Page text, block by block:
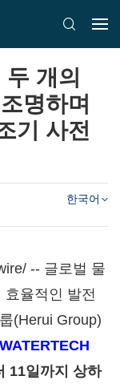
개의
명하며
기 사전
한국어
-- 글로벌 물
효율적인 발전
(Herui Group)
11일까지 상하